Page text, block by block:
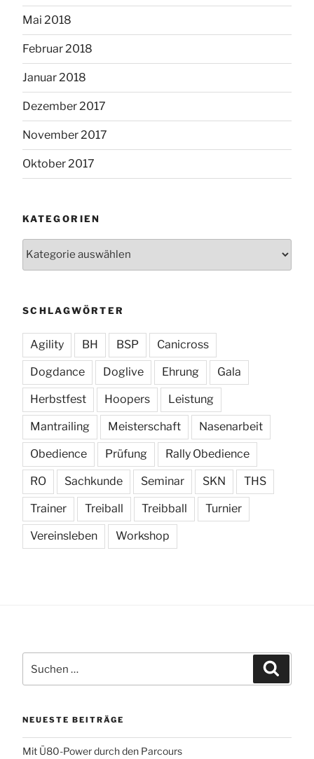
Mai 2018
Februar 2018
Januar 2018
Dezember 2017
November 2017
Oktober 2017
KATEGORIEN
SCHLAGWÖRTER
Agility BH BSP Canicross
Dogdance Doglive Ehrung Gala
Herbstfest Hoopers Leistung
Mantrailing Meisterschaft Nasenarbeit
Obedience Prüfung Rally Obedience
RO Sachkunde Seminar SKN THS
Trainer Treiball Treibball Turnier
Vereinsleben Workshop
nach:
NEUESTE BEITRÄGE
Mit Ü80-Power durch den Parcours